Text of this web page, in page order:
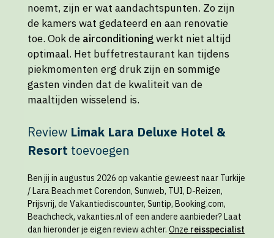
noemt, zijn er wat aandachtspunten. Zo zijn
de kamers wat gedateerd en aan renovatie
toe. Ook de airconditioningwerkt niet altijd
optimaal. Het buffetrestaurant kan tijdens
piekmomenten erg druk zijn en sommige
gasten vinden dat de kwaliteit van de
maaltijden wisselend is.
Review Limak Lara Deluxe Hotel &
Resort toevoegen
Ben jij in augustus 2026 op vakantie geweest naar Turkije
/ Lara Beach met Corendon, Sunweb, TUI, D-Reizen,
Prijsvrij, de Vakantiediscounter, Suntip, Booking.com,
Beachcheck, vakanties.nl of een andere aanbieder? Laat
dan hieronder je eigen review achter. Onze reisspecialist